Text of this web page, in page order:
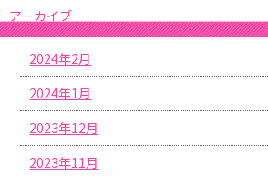
アーカイブ
2024年2月
2024年1月
2023年12月
2023年11月